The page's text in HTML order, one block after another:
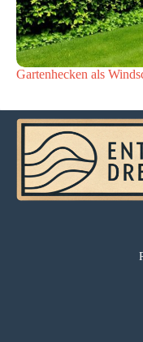
Gartenhecken als